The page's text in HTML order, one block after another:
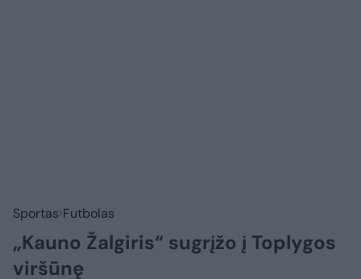
Sportas Futbolas
„Kauno Žalgiris“ sugrįžo į Toplygos
viršūnę